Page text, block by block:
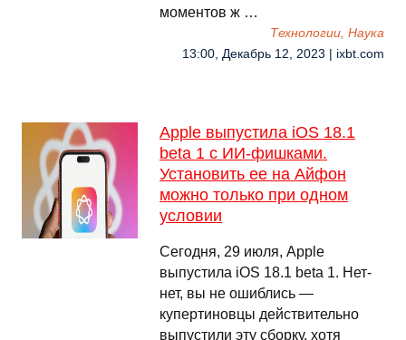
моментов ж …
Технологии, Наука
13:00, Декабрь 12, 2023 | ixbt.com
Apple выпустила iOS 18.1
beta 1 с ИИ-фишками.
Установить ее на Айфон
можно только при одном
условии
Сегодня, 29 июля, Apple
выпустила iOS 18.1 beta 1. Нет-
нет, вы не ошиблись —
купертиновцы действительно
выпустили эту сборку, хотя